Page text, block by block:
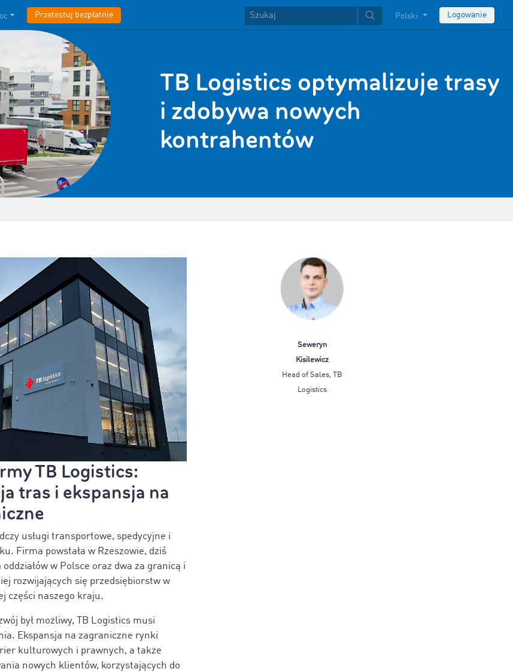
Przetestuj bezpłatnie Polski Logowanie
TB Logistics optymalizuje trasy
i zdobywa nowych
kontrahentów
TB Logistics:
tras i ekspansja na
usługi transportowe, spedycyjne i
Firma powstała w Rzeszowie, dziś
w Polsce oraz dwa za granicą i
rozwijających się przedsiębiorstw w
części naszego kraju.
był możliwy, TB Logistics musi
Ekspansja na zagraniczne rynki
kulturowych i prawnych, a także
nowych klientów, korzystających do
Seweryn
Kisilewicz
Head of Sales, TB
Logistics